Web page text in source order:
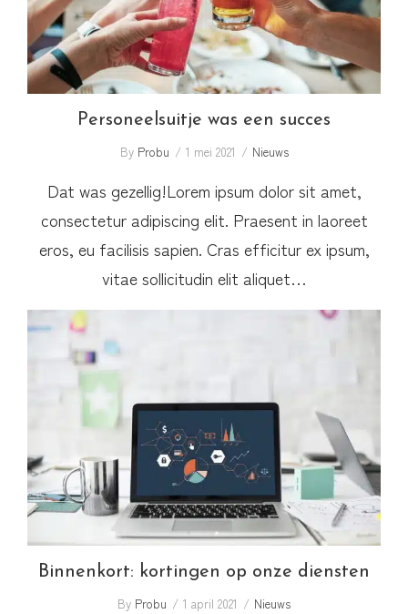
Personeelsuitje was een succes
By Probu 1 mei 2021 Nieuws
Dat was gezellig!Lorem ipsum dolor sit amet,
consectetur adipiscing elit. Praesent in laoreet
eros, eu facilisis sapien. Cras efficitur ex ipsum,
vitae sollicitudin elit aliquet…
Binnenkort: kortingen op onze diensten
Binnenkort: kortingen op onze diensten
By Probu 1 april 2021 Nieuws